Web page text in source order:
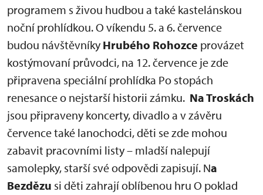
programem s živou hudbou a také kastelánskou
noční prohlídkou. O víkendu 5. a 6. července
budou návštěvníky Hrubého Rohozce provázet
kostýmovaní průvodci, na 12. července je zde
připravena speciální prohlídka Po stopách
renesance o nejstarší historii zámku. Na Troskách
jsou připraveny koncerty, divadlo a v závěru
července také lanochodci, děti se zde mohou
zabavit pracovními listy – mladší nalepují
samolepky, starší své odpovědi zapisují. Na
Bezdězu si děti zahrají oblíbenou hru O poklad